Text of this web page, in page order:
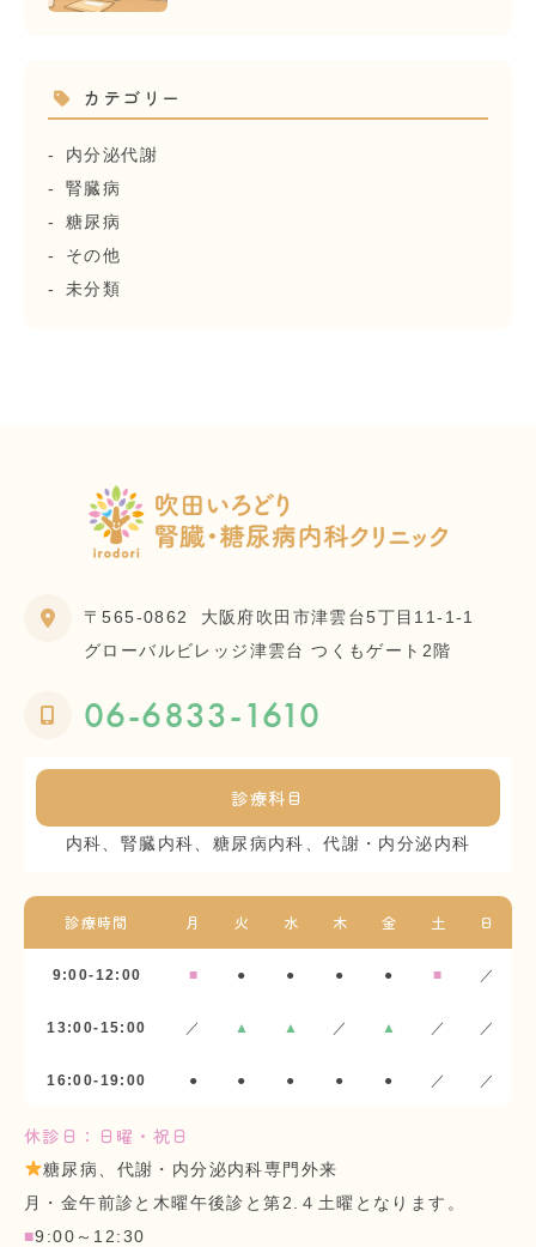
カテゴリー
内分泌代謝
腎臓病
糖尿病
その他
未分類
〒565-0862
大阪府吹田市津雲台5丁目11-1-1
グローバルビレッジ津雲台 つくもゲート2階
06-6833-1610
診療科目
内科、腎臓内科、糖尿病内科、代謝・内分泌内科
診療時間 月 火 水 木 金 土 日
9:00-12:00 ■ ● ● ● ● ■ ／
13:00-15:00 ／ ▲ ▲ ／ ▲ ／ ／
16:00-19:00 ● ● ● ● ● ／ ／
休診日：日曜・祝日
糖尿病、代謝・内分泌内科専門外来
月・金午前診と木曜午後診と第2.４土曜となります。
■9:00～12:30